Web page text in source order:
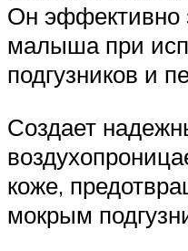
Он эффективно
малыша при
подгузников и
Создает
коже,
мокрым